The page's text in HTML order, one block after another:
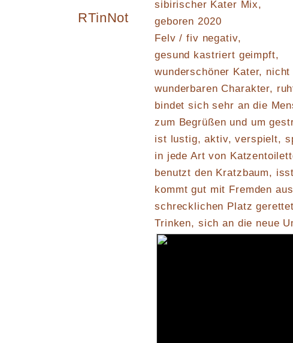
RTinNot
sibirischer Kater Mix,
geboren 2020
Felv / fiv negativ,
gesund kastriert geimpft,
wunderschöner Kater,
wunderbaren Charakter,
bindet sich sehr an die
zum Begrüßen und um
ist lustig, aktiv, verspielt,
in jede Art von
benutzt den Kratzbaum,
kommt gut mit Fremden
schrecklichen Platz
Trinken, sich an die neue